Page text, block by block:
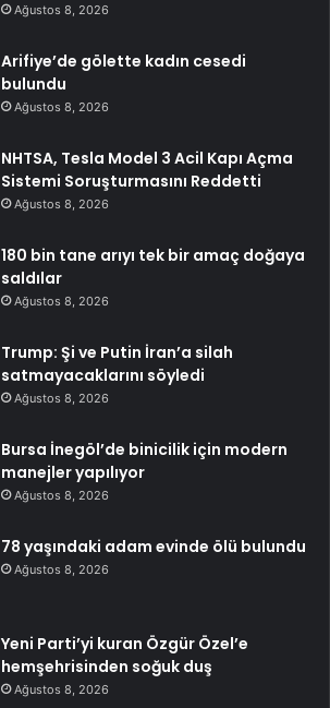
Ağustos 8, 2026
Arifiye’de gölette kadın cesedi
bulundu
Ağustos 8, 2026
NHTSA, Tesla Model 3 Acil Kapı Açma
Sistemi Soruşturmasını Reddetti
Ağustos 8, 2026
180 bin tane arıyı tek bir amaç doğaya
saldılar
Ağustos 8, 2026
Trump: Şi ve Putin İran’a silah
satmayacaklarını söyledi
Ağustos 8, 2026
Bursa İnegöl’de binicilik için modern
manejler yapılıyor
Ağustos 8, 2026
78 yaşındaki adam evinde ölü bulundu
Ağustos 8, 2026
Yeni Parti’yi kuran Özgür Özel’e
hemşehrisinden soğuk duş
Ağustos 8, 2026